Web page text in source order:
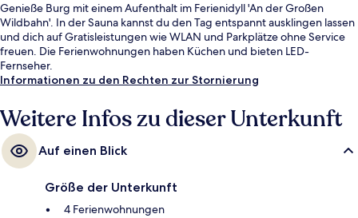
Genieße Burg mit einem Aufenthalt im Ferienidyll 'An der Großen
Wildbahn'. In der Sauna kannst du den Tag entspannt ausklingen lassen
und dich auf Gratisleistungen wie WLAN und Parkplätze ohne Service
freuen. Die Ferienwohnungen haben Küchen und bieten LED-
Fernseher.
Informationen zu den Rechten zur Stornierung
Weitere Infos zu dieser Unterkunft
Auf einen Blick
Größe der Unterkunft
4 Ferienwohnungen